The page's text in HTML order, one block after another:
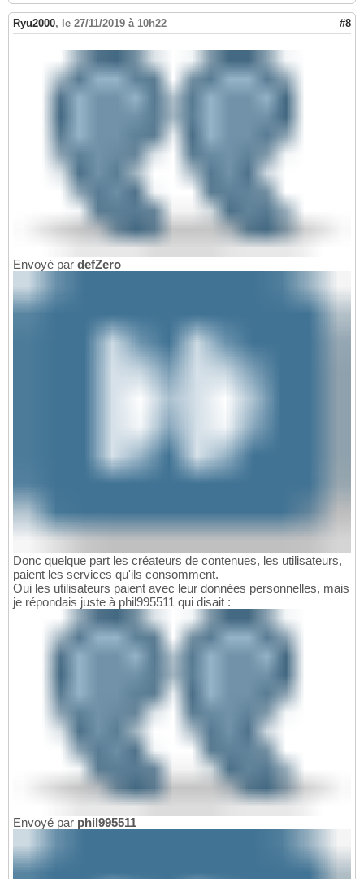
Ryu2000, le 27/11/2019 à 10h22 #8
Envoyé par defZero
Donc quelque part les créateurs de contenues, les utilisateurs,
paient les services qu'ils consomment.
Oui les utilisateurs paient avec leur données personnelles, mais
je répondais juste à phil995511 qui disait :
Envoyé par phil995511